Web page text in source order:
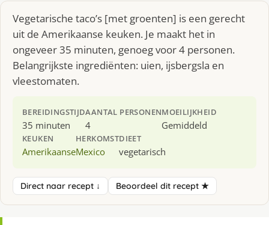
Vegetarische taco’s [met groenten] is een gerecht
uit de Amerikaanse keuken. Je maakt het in
ongeveer 35 minuten, genoeg voor 4 personen.
Belangrijkste ingrediënten: uien, ijsbergsla en
vleestomaten.
BEREIDINGSTIJD
35 minuten
AANTAL PERSONEN
4
MOEILIJKHEID
Gemiddeld
KEUKEN
Amerikaanse
HERKOMST
Mexico
DIEET
vegetarisch
Direct naar recept ↓ Beoordeel dit recept ★